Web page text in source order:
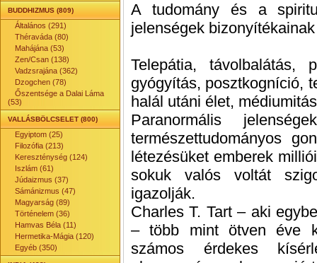
BUDDHIZMUS (809)
Általános (291)
Théraváda (80)
Mahájána (53)
Zen/Csan (138)
Vadzsrajána (362)
Dzogchen (78)
Őszentsége a Dalai Láma
(53)
VALLÁSBÖLCSELET (800)
Egyiptom (25)
Filozófia (213)
Kereszténység (124)
Iszlám (61)
Júdaizmus (37)
Sámánizmus (47)
Magyarság (89)
Történelem (36)
Hamvas Béla (11)
Hermetika-Mágia (120)
Egyéb (350)
A tudomány és a
jelenségek
Telepátia, távolbalátás,
gyógyítás, posztkogníció,
halál utáni élet,
Paranormális
természettudományos
létezésüket emberek
sokuk valós voltát
igazolják.
Charles T. Tart – aki
– több mint ötven éve
számos érdekes